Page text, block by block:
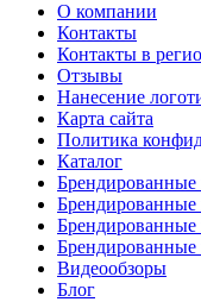
О компании
Контакты
Контакты в
Отзывы
Нанесение
Карта сайта
Политика
Каталог
Брендированные
Брендированные
Брендированные
Видеообзоры
Блог